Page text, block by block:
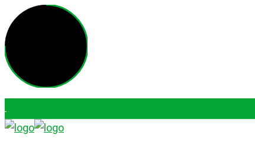
#kartoffelverbandsachsen